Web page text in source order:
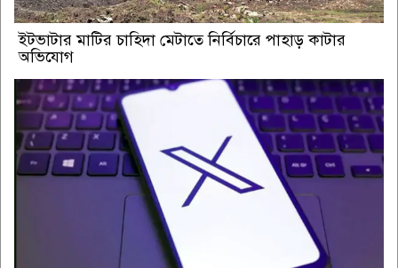
ইটভাটার মাটির চাহিদা মেটাতে নির্বিচারে পাহাড় কাটার
অভিযোগ